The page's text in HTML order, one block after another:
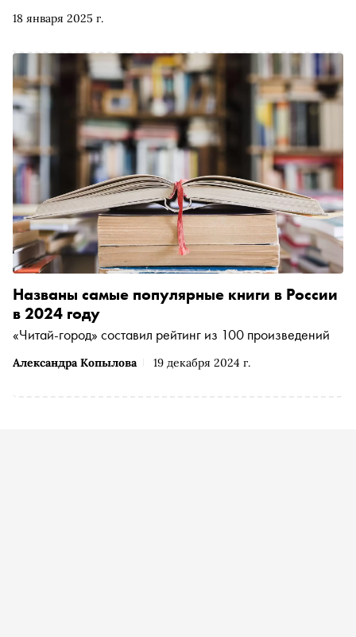
18 января 2025 г.
времени проводить с близкими. Нон-фикшн-редактор
составила список книг, которые помогут превратить
планы в действия
Александра Копылова 19 декабря 2024 г.
Названы самые популярные книги в России
в 2024 году
«Читай-город» составил рейтинг из 100 произведений